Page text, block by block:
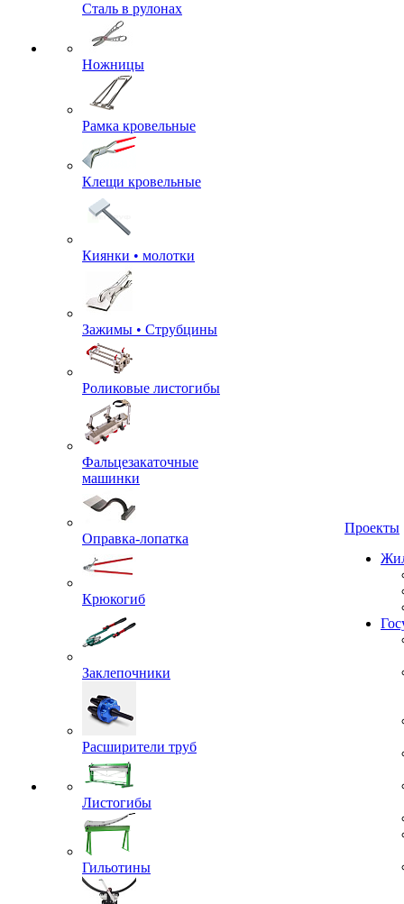
Сталь в рулонах
Ножницы
Рамка кровельные
Клещи кровельные
Киянки • молотки
Зажимы • Струбцины
Роликовые листогибы
Фальцезакаточные
машинки
Оправка-лопатка
Крюкогиб
Заклепочники
Расширители труб
Листогибы
Гильотины
Проекты